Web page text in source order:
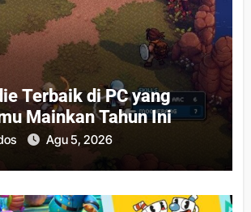
Terbaik di PC yang
Mainkan Tahun Ini
Agu 5, 2026